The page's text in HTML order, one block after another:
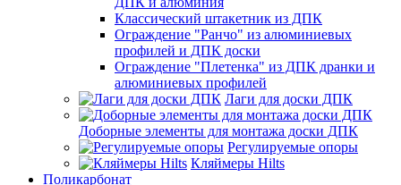
Классический штакетник из ДПК
Ограждение "Ранчо" из алюминиевых
профилей и ДПК доски
Ограждение "Плетенка" из ДПК дранки и
алюминиевых профилей
Лаги для доски ДПК
Доборные элементы для монтажа доски ДПК
Регулируемые опоры
Кляймеры Hilts
Поликарбонат